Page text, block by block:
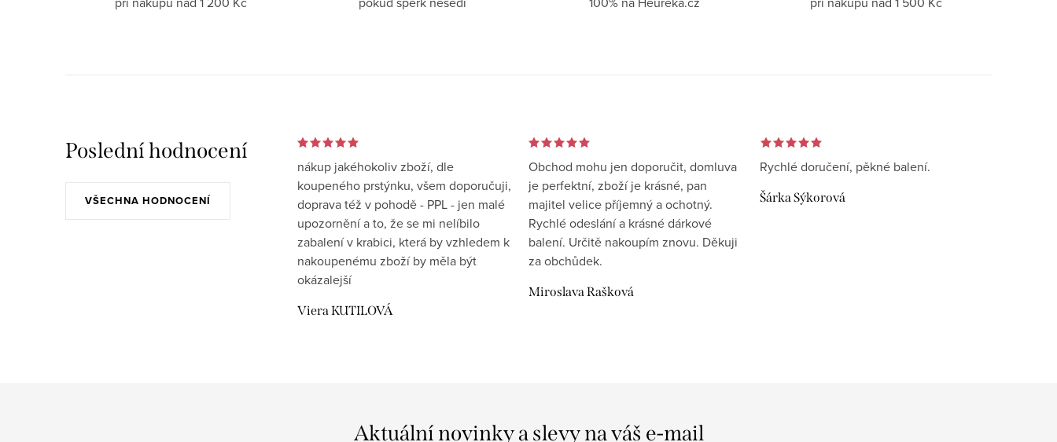
Poslední hodnocení
VŠECHNA HODNOCENÍ
nákup jakéhokoliv zboží, dle
koupeného prstýnku, všem doporučuji,
doprava též v pohodě - PPL - jen malé
upozornění a to, že se mi nelíbilo
zabalení v krabici, která by vzhledem k
nakoupenému zboží by měla být
okázalejší
Viera KUTILOVÁ
Obchod mohu jen doporučit, domluva
je perfektní, zboží je krásné, pan
majitel velice příjemný a ochotný.
Rychlé odeslání a krásné dárkové
balení. Určitě nakoupím znovu. Děkuji
za obchůdek.
Miroslava Rašková
Rychlé doručení, pěkné balení.
Šárka Sýkorová
Aktuální novinky a slevy na váš e-mail